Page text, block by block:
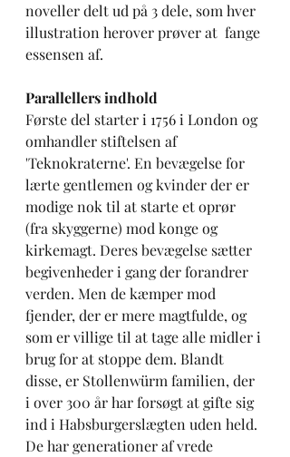
noveller delt ud på 3 dele, som hver
illustration herover prøver at  fange
essensen af.
Parallellers indhold
Første del starter i 1756 i London og
omhandler stiftelsen af
'Teknokraterne'. En bevægelse for
lærte gentlemen og kvinder der er
modige nok til at starte et oprør
(fra skyggerne) mod konge og
kirkemagt. Deres bevægelse sætter
begivenheder i gang der forandrer
verden. Men de kæmper mod
fjender, der er mere magtfulde, og
som er villige til at tage alle midler i
brug for at stoppe dem. Blandt
disse, er Stollenwürm familien, der
i over 300 år har forsøgt at gifte sig
ind i Habsburgerslægten uden held.
De har generationer af vrede